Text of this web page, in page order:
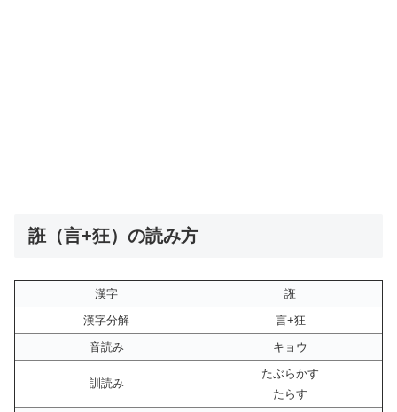
誑（言+狂）の読み方
漢字
誑
漢字分解
言+狂
音読み
キョウ
訓読み
たぶらかす
たらす